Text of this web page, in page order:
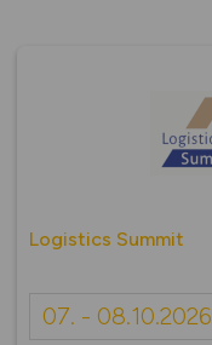
Logistics Summit
07. - 08.10.2026